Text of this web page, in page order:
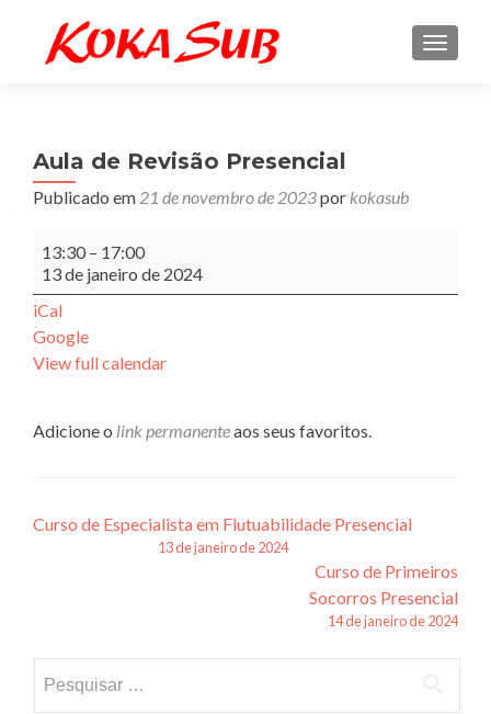
Aula de Revisão Presencial
Publicado em 21 de novembro de 2023por kokasub
de
Revisão
Presencial
13:30 – 17:00
13 de janeiro de 2024
iCal
Google
View full calendar
Adicione o link permanenteaos seus favoritos.
Navegação
Curso de Especialista em Flutuabilidade Presencial
13 de janeiro de 2024
Curso de Primeiros
Socorros Presencial
14 de janeiro de 2024
por: